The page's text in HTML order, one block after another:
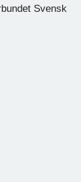
Svensk